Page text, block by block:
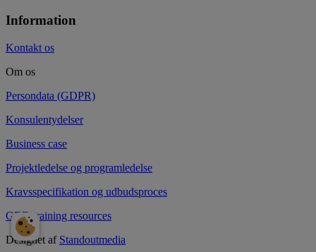
Information
Kontakt os
Om os
Persondata (GDPR)
Konsulentydelser
Business case
Projektledelse og programledelse
Kravsspecifikation og udbudsproces
GBD training resources
Designet af Standoutmedia